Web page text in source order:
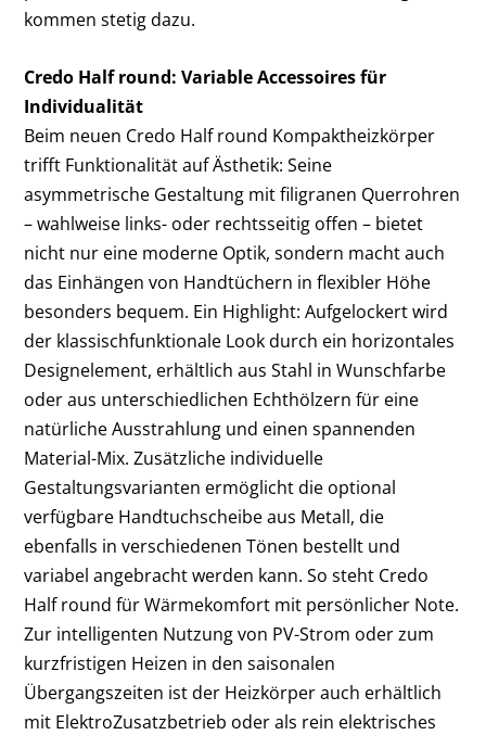
kommen stetig dazu.
Credo Half round: Variable Accessoires für
Individualität
Beim neuen Credo Half round Kompaktheizkörper
trifft Funktionalität auf Ästhetik: Seine
asymmetrische Gestaltung mit filigranen Querrohren
– wahlweise links- oder rechtsseitig offen – bietet
nicht nur eine moderne Optik, sondern macht auch
das Einhängen von Handtüchern in flexibler Höhe
besonders bequem. Ein Highlight: Aufgelockert wird
der klassischfunktionale Look durch ein horizontales
Designelement, erhältlich aus Stahl in Wunschfarbe
oder aus unterschiedlichen Echthölzern für eine
natürliche Ausstrahlung und einen spannenden
Material-Mix. Zusätzliche individuelle
Gestaltungsvarianten ermöglicht die optional
verfügbare Handtuchscheibe aus Metall, die
ebenfalls in verschiedenen Tönen bestellt und
variabel angebracht werden kann. So steht Credo
Half round für Wärmekomfort mit persönlicher Note.
Zur intelligenten Nutzung von PV-Strom oder zum
kurzfristigen Heizen in den saisonalen
Übergangszeiten ist der Heizkörper auch erhältlich
mit ElektroZusatzbetrieb oder als rein elektrisches